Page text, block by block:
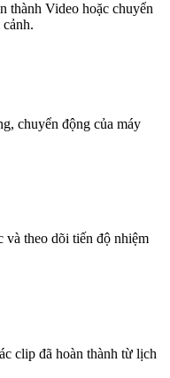
thành Video hoặc chuyển
chuyển động của máy
theo dõi tiến độ nhiệm
clip đã hoàn thành từ lịch